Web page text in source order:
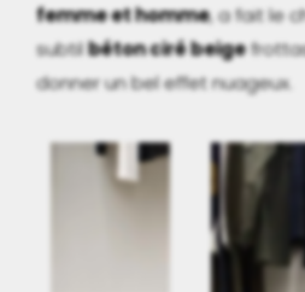
femme et homme, a fait le
subtilbéton ciré beige
donner un bel effet nuageux.